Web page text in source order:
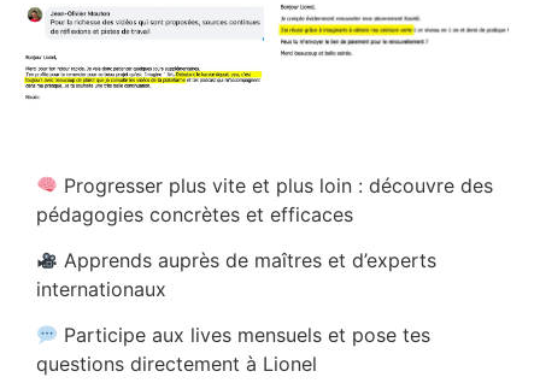
Progresser plus vite et plus loin : découvre des
pédagogies concrètes et efficaces
Apprends auprès de maîtres et d’experts
internationaux
Participe aux lives mensuels et pose tes
questions directement à Lionel